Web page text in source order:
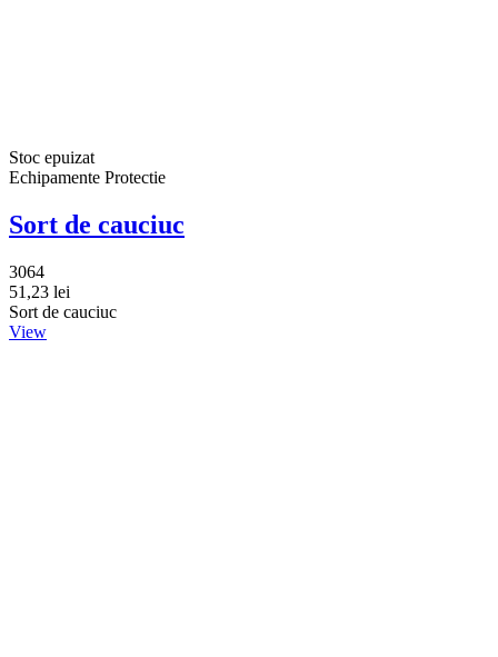
Stoc epuizat
Echipamente Protectie
Sort de cauciuc
3064
51,23 lei
Sort de cauciuc
View